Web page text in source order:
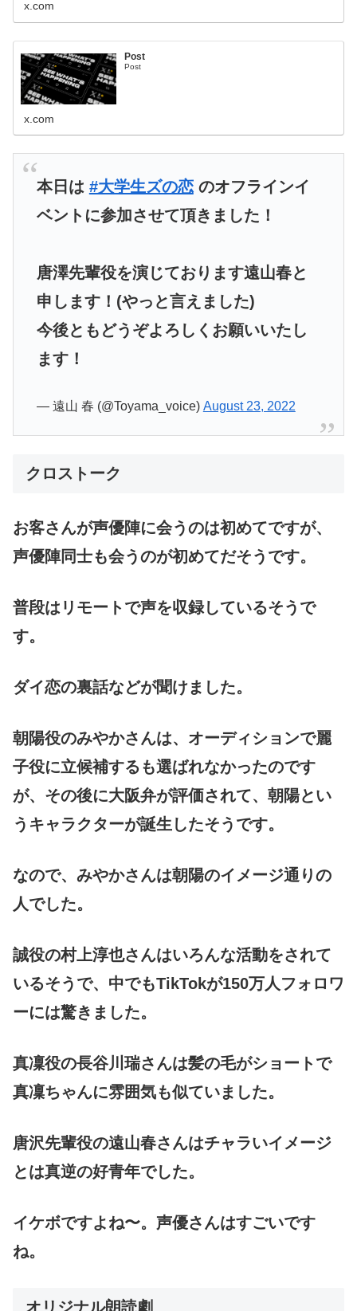
x.com
Post
Post
x.com
本日は #大学生ズの恋のオフラインイ
ベントに参加させて頂きました！
唐澤先輩役を演じております遠山春と
申します！(やっと言えました)
今後ともどうぞよろしくお願いいたし
ます！
— 遠山 春 (@Toyama_voice) August 23, 2022
クロストーク
お客さんが声優陣に会うのは初めてですが、
声優陣同士も会うのが初めてだそうです。
普段はリモートで声を収録しているそうで
す。
ダイ恋の裏話などが聞けました。
朝陽役のみやかさんは、オーディションで麗
子役に立候補するも選ばれなかったのです
が、その後に大阪弁が評価されて、朝陽とい
うキャラクターが誕生したそうです。
なので、みやかさんは朝陽のイメージ通りの
人でした。
誠役の村上淳也さんはいろんな活動をされて
いるそうで、中でもTikTokが150万人フォロワ
ーには驚きました。
真凜役の長谷川瑞さんは髪の毛がショートで
真凜ちゃんに雰囲気も似ていました。
唐沢先輩役の遠山春さんはチャラいイメージ
とは真逆の好青年でした。
イケボですよね〜。声優さんはすごいです
ね。
オリジナル朗読劇